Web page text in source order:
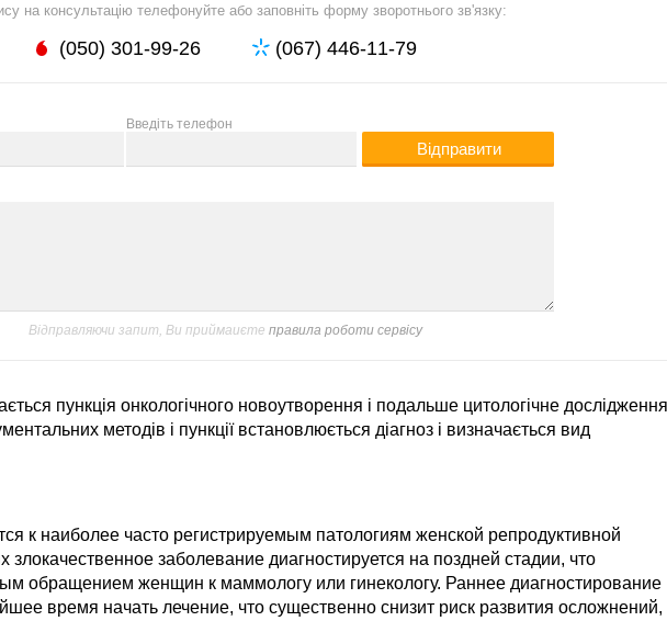
на консультацію телефонуйте або заповніть форму зворотнього зв'язку:
(050) 301-99-26 (067) 446-11-79
Введіть телефон
Відправляючи запит, Ви приймаиєте правила роботи сервісу
пункція онкологічного новоутворення і подальше цитологічне
методів і пункції встановлюється діагноз і визначається вид
к наиболее часто регистрируемым патологиям женской репродуктивной
заболевание диагностируется на поздней стадии, что
обращением женщин к маммологу или гинекологу. Раннее диагностирование
время начать лечение, что существенно снизит риск развития осложнений,